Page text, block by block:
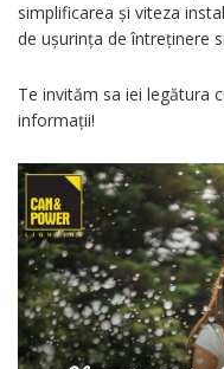
simplificarea și viteza
de ușurința de întreținere
Te invităm sa iei legătura
informații!